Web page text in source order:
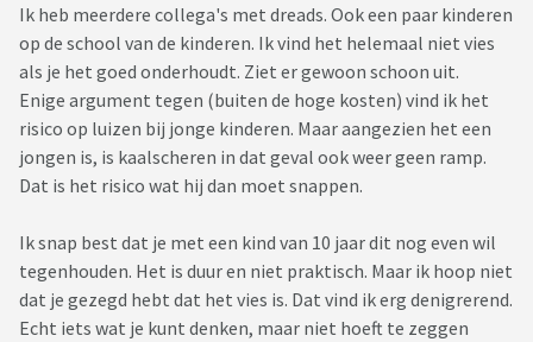
Ik heb meerdere collega's met dreads. Ook een paar kinderen
op de school van de kinderen. Ik vind het helemaal niet vies
als je het goed onderhoudt. Ziet er gewoon schoon uit.
Enige argument tegen (buiten de hoge kosten) vind ik het
risico op luizen bij jonge kinderen. Maar aangezien het een
jongen is, is kaalscheren in dat geval ook weer geen ramp.
Dat is het risico wat hij dan moet snappen.
Ik snap best dat je met een kind van 10 jaar dit nog even wil
tegenhouden. Het is duur en niet praktisch. Maar ik hoop niet
dat je gezegd hebt dat het vies is. Dat vind ik erg denigrerend.
Echt iets wat je kunt denken, maar niet hoeft te zeggen